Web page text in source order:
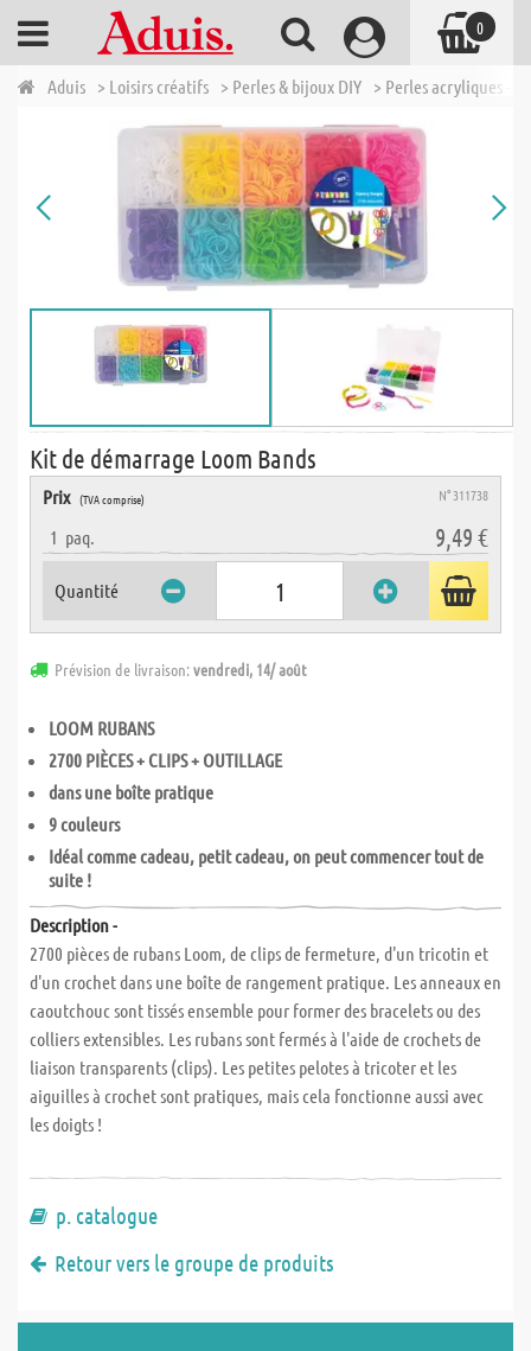
Aduis > Loisirs créatifs > Perles & bijoux DIY > Perles acryliques -
Kit de démarrage Loom Bands
Prix (TVA comprise) N° 311738
1 paq. 9,49 €
Quantité
Prévision de livraison:vendredi, 14/ août
LOOM RUBANS
2700 PIÈCES + CLIPS + OUTILLAGE
dans une boîte pratique
9 couleurs
Idéal comme cadeau, petit cadeau, on peut commencer tout de
suite !
Description -
2700 pièces de rubans Loom, de clips de fermeture, d'un tricotin et
d'un crochet dans une boîte de rangement pratique. Les anneaux en
caoutchouc sont tissés ensemble pour former des bracelets ou des
colliers extensibles. Les rubans sont fermés à l'aide de crochets de
liaison transparents (clips). Les petites pelotes à tricoter et les
aiguilles à crochet sont pratiques, mais cela fonctionne aussi avec
les doigts !
p. catalogue
Retour vers le groupe de produits
0